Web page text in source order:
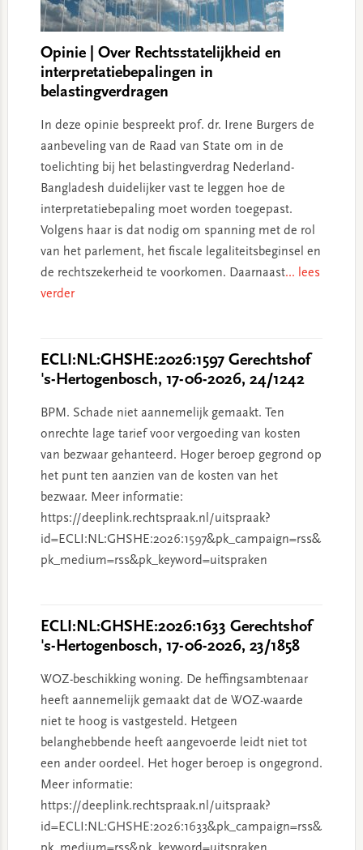
Opinie | Over Rechtsstatelijkheid en
interpretatiebepalingen in
belastingverdragen
In deze opinie bespreekt prof. dr. Irene Burgers de
aanbeveling van de Raad van State om in de
toelichting bij het belastingverdrag Nederland-
Bangladesh duidelijker vast te leggen hoe de
interpretatiebepaling moet worden toegepast.
Volgens haar is dat nodig om spanning met de rol
van het parlement, het fiscale legaliteitsbeginsel en
de rechtszekerheid te voorkomen. Daarnaast... lees
verder
ECLI:NL:GHSHE:2026:1597 Gerechtshof
's-Hertogenbosch, 17-06-2026, 24/1242
BPM. Schade niet aannemelijk gemaakt. Ten
onrechte lage tarief voor vergoeding van kosten
van bezwaar gehanteerd. Hoger beroep gegrond op
het punt ten aanzien van de kosten van het
bezwaar. Meer informatie:
https://deeplink.rechtspraak.nl/uitspraak?
id=ECLI:NL:GHSHE:2026:1597&pk_campaign=rss&
pk_medium=rss&pk_keyword=uitspraken
ECLI:NL:GHSHE:2026:1633 Gerechtshof
's-Hertogenbosch, 17-06-2026, 23/1858
WOZ-beschikking woning. De heffingsambtenaar
heeft aannemelijk gemaakt dat de WOZ-waarde
niet te hoog is vastgesteld. Hetgeen
belanghebbende heeft aangevoerde leidt niet tot
een ander oordeel. Het hoger beroep is ongegrond.
Meer informatie:
https://deeplink.rechtspraak.nl/uitspraak?
id=ECLI:NL:GHSHE:2026:1633&pk_campaign=rss&